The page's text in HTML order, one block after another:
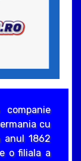
cu
anul 1862
o filiala a